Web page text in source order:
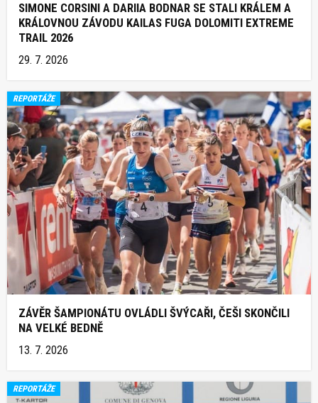
SIMONE CORSINI A DARIIA BODNAR SE STALI KRÁLEM A
KRÁLOVNOU ZÁVODU KAILAS FUGA DOLOMITI EXTREME
TRAIL 2026
29. 7. 2026
REPORTÁŽE
ZÁVĚR ŠAMPIONÁTU OVLÁDLI ŠVÝCAŘI, ČEŠI SKONČILI
NA VELKÉ BEDNĚ
13. 7. 2026
REPORTÁŽE